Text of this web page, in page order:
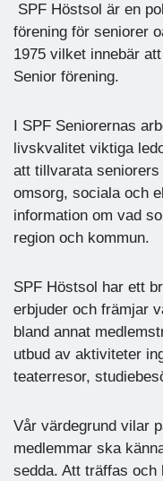
SPF Höstsol är en
förening för seniorer
1975 vilket innebär
Senior förening.
I SPF Seniorernas
livskvalitet viktiga
att tillvarata
omsorg, sociala och
information om vad
region och kommun.
SPF Höstsol har ett
erbjuder och främjar
bland annat
utbud av aktiviteter
teaterresor,
Vår värdegrund vilar
medlemmar ska
sedda. Att träffas